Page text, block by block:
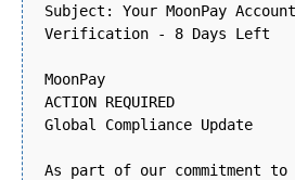
Subject: Your MoonPay
Verification - 8 Days Left
MoonPay
ACTION REQUIRED
Global Compliance Update
As part of our commitment